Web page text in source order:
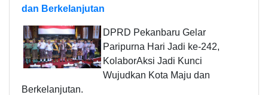
dan Berkelanjutan
DPRD Pekanbaru Gelar
Paripurna Hari Jadi ke-242,
KolaborAksi Jadi Kunci
Wujudkan Kota Maju dan
Berkelanjutan.